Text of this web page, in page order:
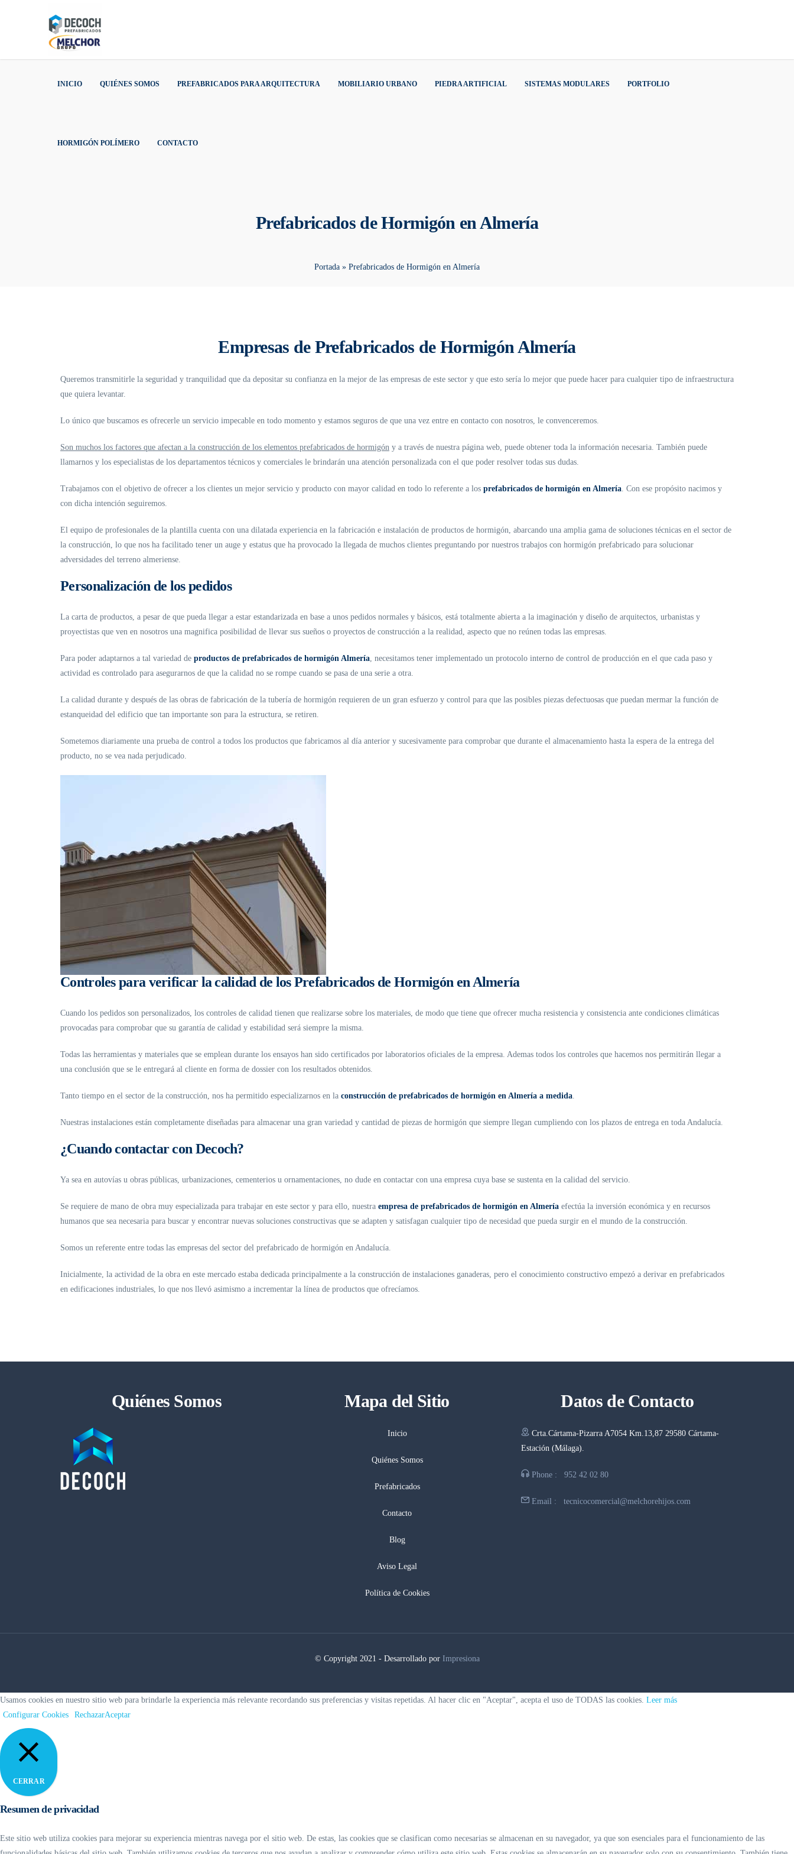
INICIO QUIÉNES SOMOS PREFABRICADOS PARA ARQUITECTURA MOBILIARIO URBANO PIEDRA ARTIFICIAL SISTEMAS MODULARES PORTFOLIO
HORMIGÓN POLÍMERO CONTACTO
Prefabricados de Hormigón en Almería
Portada » Prefabricados de Hormigón en Almería
Empresas de Prefabricados de Hormigón Almería
Queremos transmitirle la seguridad y tranquilidad que da depositar su confianza en la mejor de las empresas de este sector y que esto sería lo mejor que puede hacer para cualquier tipo de infraestructura
que quiera levantar.
Lo único que buscamos es ofrecerle un servicio impecable en todo momento y estamos seguros de que una vez entre en contacto con nosotros, le convenceremos.
Son muchos los factores que afectan a la construcción de los elementos prefabricados de hormigón y a través de nuestra página web, puede obtener toda la información necesaria. También puede
llamarnos y los especialistas de los departamentos técnicos y comerciales le brindarán una atención personalizada con el que poder resolver todas sus dudas.
Trabajamos con el objetivo de ofrecer a los clientes un mejor servicio y producto con mayor calidad en todo lo referente a los prefabricados de hormigón en Almería. Con ese propósito nacimos y
con dicha intención seguiremos.
El equipo de profesionales de la plantilla cuenta con una dilatada experiencia en la fabricación e instalación de productos de hormigón, abarcando una amplia gama de soluciones técnicas en el sector de
la construcción, lo que nos ha facilitado tener un auge y estatus que ha provocado la llegada de muchos clientes preguntando por nuestros trabajos con hormigón prefabricado para solucionar
adversidades del terreno almeriense.
Personalización de los pedidos
La carta de productos, a pesar de que pueda llegar a estar estandarizada en base a unos pedidos normales y básicos, está totalmente abierta a la imaginación y diseño de arquitectos, urbanistas y
proyectistas que ven en nosotros una magnifica posibilidad de llevar sus sueños o proyectos de construcción a la realidad, aspecto que no reúnen todas las empresas.
Para poder adaptarnos a tal variedad de productos de prefabricados de hormigón Almería, necesitamos tener implementado un protocolo interno de control de producción en el que cada paso y
actividad es controlado para asegurarnos de que la calidad no se rompe cuando se pasa de una serie a otra.
La calidad durante y después de las obras de fabricación de la tubería de hormigón requieren de un gran esfuerzo y control para que las posibles piezas defectuosas que puedan mermar la función de
estanqueidad del edificio que tan importante son para la estructura, se retiren.
Sometemos diariamente una prueba de control a todos los productos que fabricamos al día anterior y sucesivamente para comprobar que durante el almacenamiento hasta la espera de la entrega del
producto, no se vea nada perjudicado.
Controles para verificar la calidad de los Prefabricados de Hormigón en Almería
Cuando los pedidos son personalizados, los controles de calidad tienen que realizarse sobre los materiales, de modo que tiene que ofrecer mucha resistencia y consistencia ante condiciones climáticas
provocadas para comprobar que su garantía de calidad y estabilidad será siempre la misma.
Todas las herramientas y materiales que se emplean durante los ensayos han sido certificados por laboratorios oficiales de la empresa. Ademas todos los controles que hacemos nos permitirán llegar a
una conclusión que se le entregará al cliente en forma de dossier con los resultados obtenidos.
Tanto tiempo en el sector de la construcción, nos ha permitido especializarnos en la construcción de prefabricados de hormigón en Almería a medida.
Nuestras instalaciones están completamente diseñadas para almacenar una gran variedad y cantidad de piezas de hormigón que siempre llegan cumpliendo con los plazos de entrega en toda Andalucía.
¿Cuando contactar con Decoch?
Ya sea en autovías u obras públicas, urbanizaciones, cementerios u ornamentaciones, no dude en contactar con una empresa cuya base se sustenta en la calidad del servicio.
Se requiere de mano de obra muy especializada para trabajar en este sector y para ello, nuestra empresa de prefabricados de hormigón en Almería efectúa la inversión económica y en recursos
humanos que sea necesaria para buscar y encontrar nuevas soluciones constructivas que se adapten y satisfagan cualquier tipo de necesidad que pueda surgir en el mundo de la construcción.
Somos un referente entre todas las empresas del sector del prefabricado de hormigón en Andalucía.
Inicialmente, la actividad de la obra en este mercado estaba dedicada principalmente a la construcción de instalaciones ganaderas, pero el conocimiento constructivo empezó a derivar en prefabricados
en edificaciones industriales, lo que nos llevó asimismo a incrementar la línea de productos que ofrecíamos.
Quiénes Somos Mapa del Sitio
Inicio
Quiénes Somos
Prefabricados
Contacto
Blog
Aviso Legal
Política de Cookies
Datos de Contacto
Crta.Cártama-Pizarra A7054 Km.13,87 29580 Cártama-
Estación (Málaga).
Phone : 952 42 02 80
Email : tecnicocomercial@melchorehijos.com
© Copyright 2021 - Desarrollado por Impresiona
Usamos cookies en nuestro sitio web para brindarle la experiencia más relevante recordando sus preferencias y visitas repetidas. Al hacer clic en "Aceptar", acepta el uso de TODAS las cookies. Leer más
Configurar Cookies
RechazarAceptar
CERRAR
Resumen de privacidad
Este sitio web utiliza cookies para mejorar su experiencia mientras navega por el sitio web. De estas, las cookies que se clasifican como necesarias se almacenan en su navegador, ya que son esenciales para el funcionamiento de las